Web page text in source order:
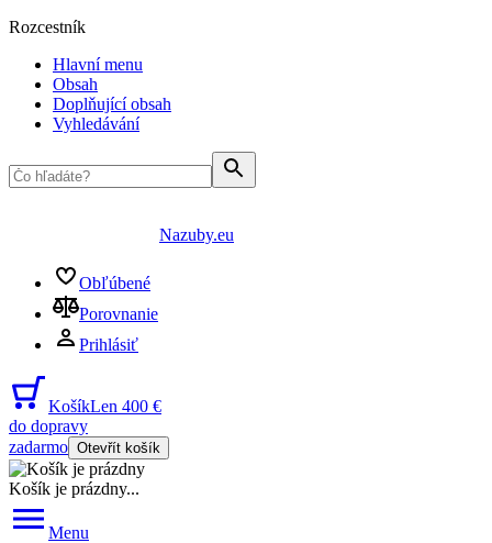
Rozcestník
Hlavní menu
Obsah
Doplňující obsah
Vyhledávání
Nazuby.eu
Obľúbené
Porovnanie
Prihlásiť
KošíkLen 400 €
do dopravy
zadarmo Otevřít košík
Košík je prázdny...
Menu